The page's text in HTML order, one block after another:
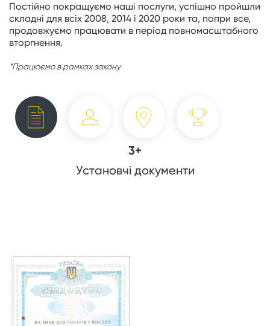
Постійно покращуємо наші послуги, успішно пройшли
складні для всіх 2008, 2014 і 2020 роки та, попри все,
продовжуємо працювати в період повномасштабного
вторгнення.
*Працюємо в рамках закону
3+
Установчі документи